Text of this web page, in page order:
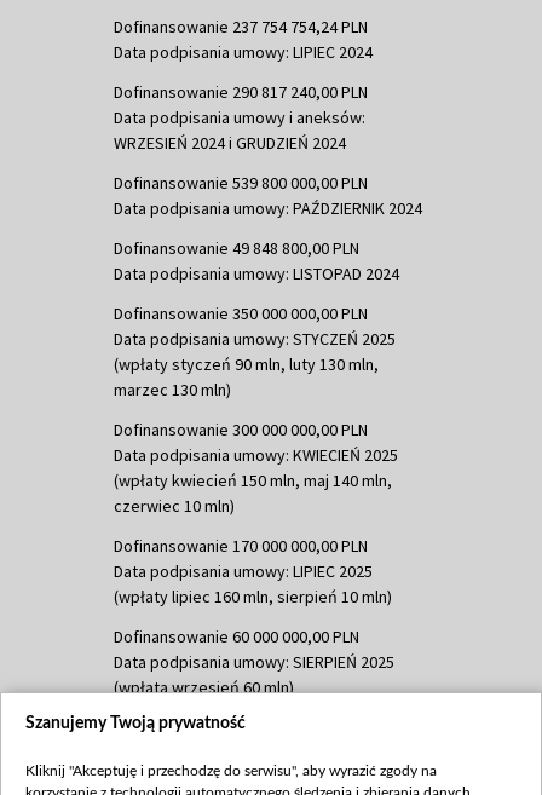
Dofinansowanie 237 754 754,24 PLN
Data podpisania umowy: LIPIEC 2024
Dofinansowanie 290 817 240,00 PLN
Data podpisania umowy i aneksów:
WRZESIEŃ 2024 i GRUDZIEŃ 2024
Dofinansowanie 539 800 000,00 PLN
Data podpisania umowy: PAŹDZIERNIK 2024
Dofinansowanie 49 848 800,00 PLN
Data podpisania umowy: LISTOPAD 2024
Dofinansowanie 350 000 000,00 PLN
Data podpisania umowy: STYCZEŃ 2025
(wpłaty styczeń 90 mln, luty 130 mln,
marzec 130 mln)
Dofinansowanie 300 000 000,00 PLN
Data podpisania umowy: KWIECIEŃ 2025
(wpłaty kwiecień 150 mln, maj 140 mln,
czerwiec 10 mln)
Dofinansowanie 170 000 000,00 PLN
Data podpisania umowy: LIPIEC 2025
(wpłaty lipiec 160 mln, sierpień 10 mln)
Dofinansowanie 60 000 000,00 PLN
Data podpisania umowy: SIERPIEŃ 2025
(wpłata wrzesień 60 mln)
Dofinansowanie 635 783 051,21 PLN
(wpłata wrzesień 100 mln, październik 350
Szanujemy Twoją prywatność
Kliknij "Akceptuję i przechodzę do serwisu", aby wyrazić zgody na